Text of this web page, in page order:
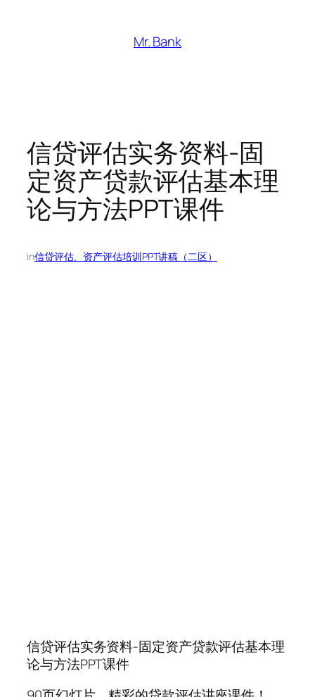
Mr. Bank
信贷评估实务资料-固
定资产贷款评估基本理
论与方法PPT课件
in信贷评估、资产评估培训PPT讲稿（二区）
信贷评估实务资料-固定资产贷款评估基本理
论与方法PPT课件